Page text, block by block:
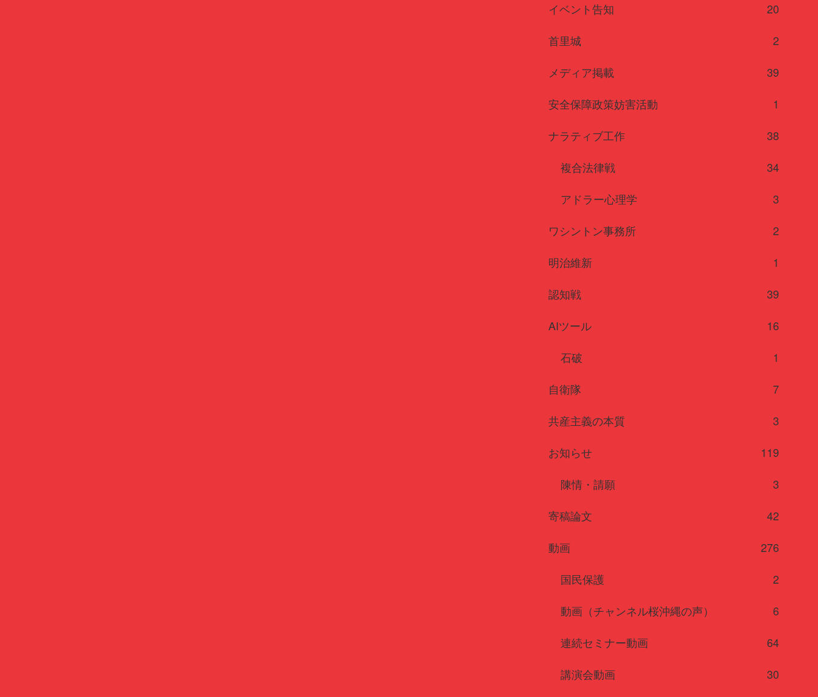
イベント告知
20
首里城
2
メディア掲載
39
安全保障政策妨害活動
1
ナラティブ工作
38
複合法律戦
34
アドラー心理学
3
ワシントン事務所
2
明治維新
1
認知戦
39
AIツール
16
石破
1
自衛隊
7
共産主義の本質
3
お知らせ
119
陳情・請願
3
寄稿論文
42
動画
276
国民保護
2
動画（チャンネル桜沖縄の声）
6
連続セミナー動画
64
講演会動画
30